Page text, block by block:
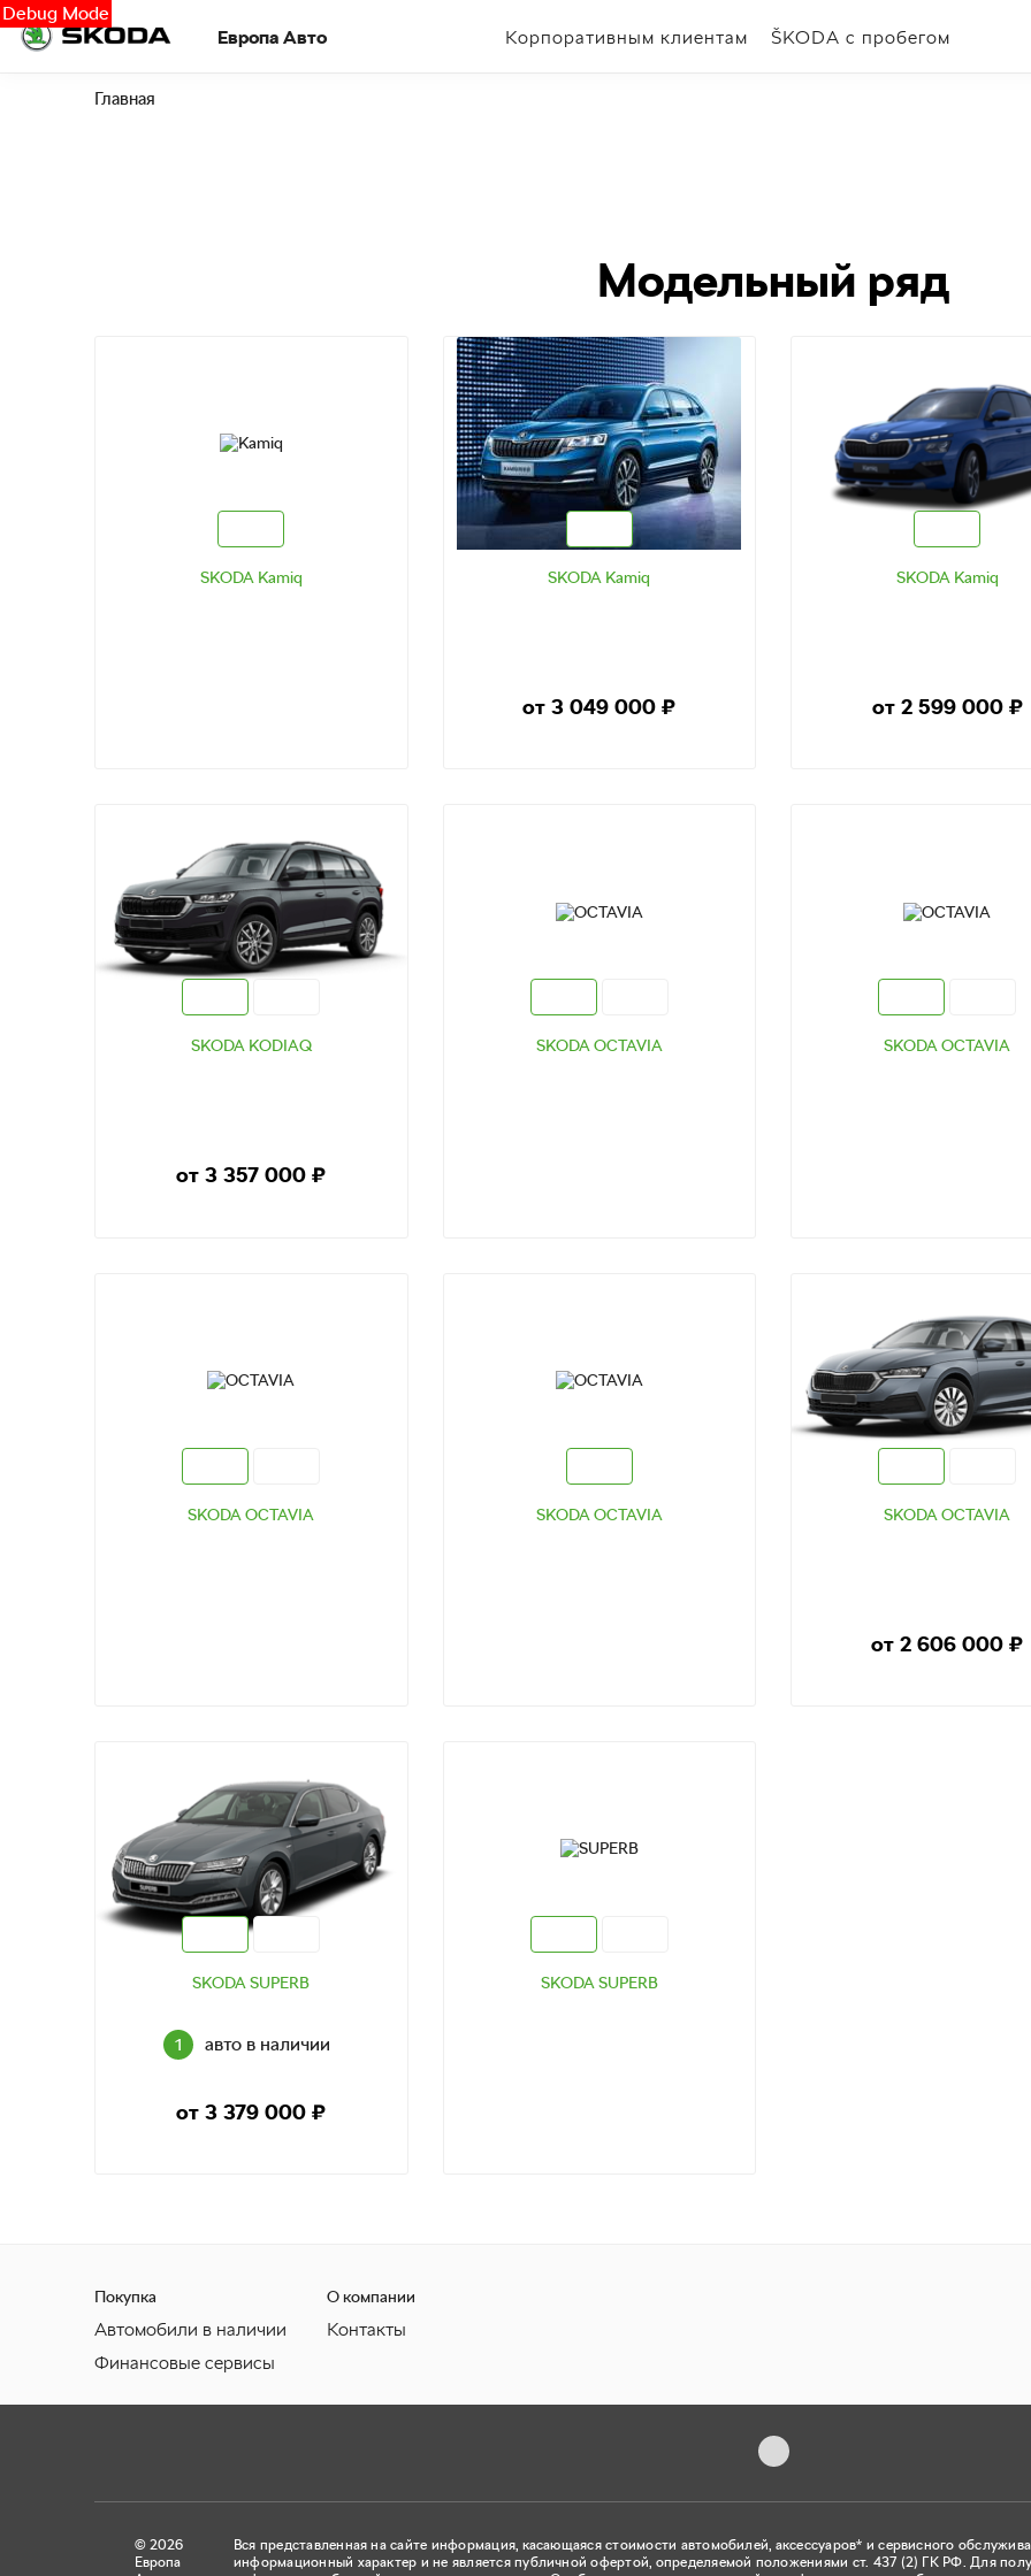
Debug Mode
Европа Авто
Корпоративным клиентам ŠKODA с пробегом
Главная
Модельный ряд
SKODA Kamiq SKODA Kamiq
от 3 049 000₽
SKODA Kamiq
от 2 599 000 ₽
SKODA KODIAQ
от 3 357 000₽
SKODA OCTAVIA SKODA OCTAVIA
SKODA OCTAVIA SKODA OCTAVIA SKODA OCTAVIA
от 2 606 000₽
SKODA SUPERB
1 авто в наличии
от 3 379 000₽
SKODA SUPERB
Покупка
Автомобили в наличии
Финансовые сервисы
О компании
Контакты
© 2026
Европа
Вся представленная на сайте информация, касающаяся стоимости автомобилей, аксессуаров* и сервисного
информационный характер и не является публичной офертой, определяемой положениями ст. 437 (2) ГК РФ. Для